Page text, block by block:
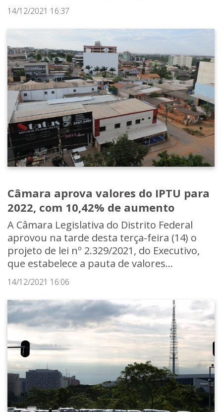
14/12/2021 16:37
Câmara aprova valores do IPTU para
2022, com 10,42% de aumento
A Câmara Legislativa do Distrito Federal
aprovou na tarde desta terça-feira (14) o
projeto de lei nº 2.329/2021, do Executivo,
que estabelece a pauta de valores...
14/12/2021 16:06